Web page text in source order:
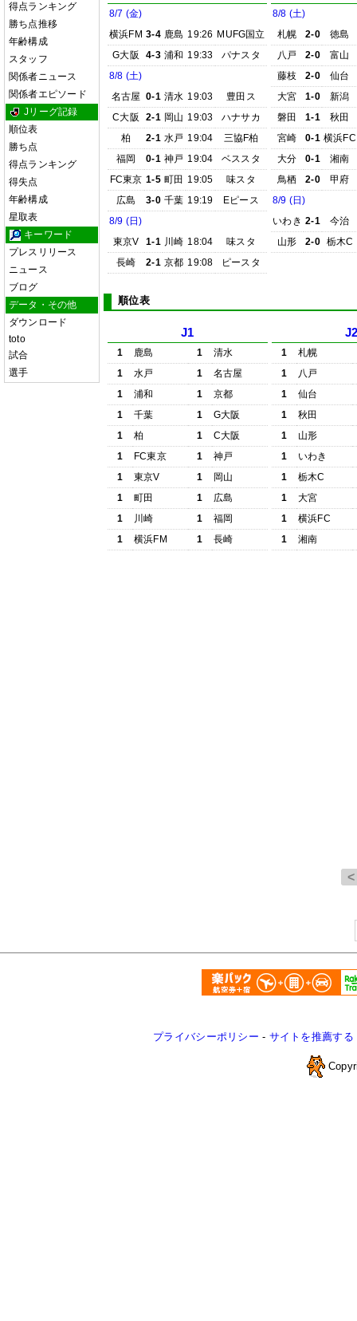
得点ランキング
勝ち点推移
年齢構成
スタッフ
関係者ニュース
関係者エピソード
Jリーグ記録
順位表
勝ち点
得点ランキング
得失点
年齢構成
星取表
キーワード
プレスリリース
ニュース
ブログ
データ・その他
ダウンロード
toto
試合
選手
8/7 (金)
横浜FM 3-4 鹿島 19:26 MUFG国立
G大阪
4-3 浦和 19:33
パナスタ
8/8 (土)
名古屋 0-1 清水 19:03
豊田ス
C大阪
2-1 岡山 19:03
ハナサカ
柏
2-1 水戸 19:04
三協F柏
福岡
0-1 神戸 19:04
ベススタ
FC東京 1-5 町田 19:05
味スタ
広島
3-0 千葉 19:19
Eピース
8/9 (日)
東京V
1-1 川崎 18:04
味スタ
長崎
2-1 京都 19:08 ピースタ
8/8 (土)
札幌
2-0
徳島
八戸
2-0
富山
藤枝
2-0
仙台
大宮
1-0
新潟
磐田
1-1
秋田
宮崎
0-1 横浜FC
大分
0-1
湘南
鳥栖
2-0
甲府
8/9 (日)
いわき 2-1
今治
山形
2-0 栃木C
順位表
J1
1 鹿島 1
清水
1
水戸 1
名古屋
1
浦和 1
京都
1
千葉 1
G大阪
1
柏 1
C大阪
1
FC東京 1
神戸
1
東京V 1
岡山
1
町田 1
広島
1
川崎 1
福岡
1
横浜FM 1 長崎
1
札幌
1
八戸
1
仙台
1
秋田
1
山形
1
いわき
1
栃木C
1
大宮
1
横浜FC
1
湘南
プライバシーポリシー - サイトを推薦する